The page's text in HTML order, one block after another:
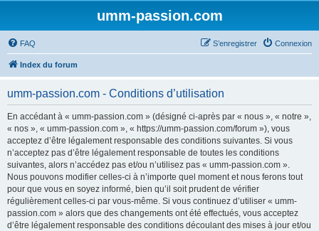
umm-passion.com
FAQ Connexion
S’enregistrer
Index du forum
umm-passion.com - Conditions d’utilisation
En accédant à « umm-passion.com » (désigné ci-après par « nous », « notre »,
« nos », « umm-passion.com », « https://umm-passion.com/forum »), vous
acceptez d’être légalement responsable des conditions suivantes. Si vous
n’acceptez pas d’être légalement responsable de toutes les conditions
suivantes, alors n’accédez pas et/ou n’utilisez pas « umm-passion.com ».
Nous pouvons modifier celles-ci à n’importe quel moment et nous ferons tout
pour que vous en soyez informé, bien qu’il soit prudent de vérifier
régulièrement celles-ci par vous-même. Si vous continuez d’utiliser « umm-
passion.com » alors que des changements ont été effectués, vous acceptez
d’être légalement responsable des conditions découlant des mises à jour et/ou